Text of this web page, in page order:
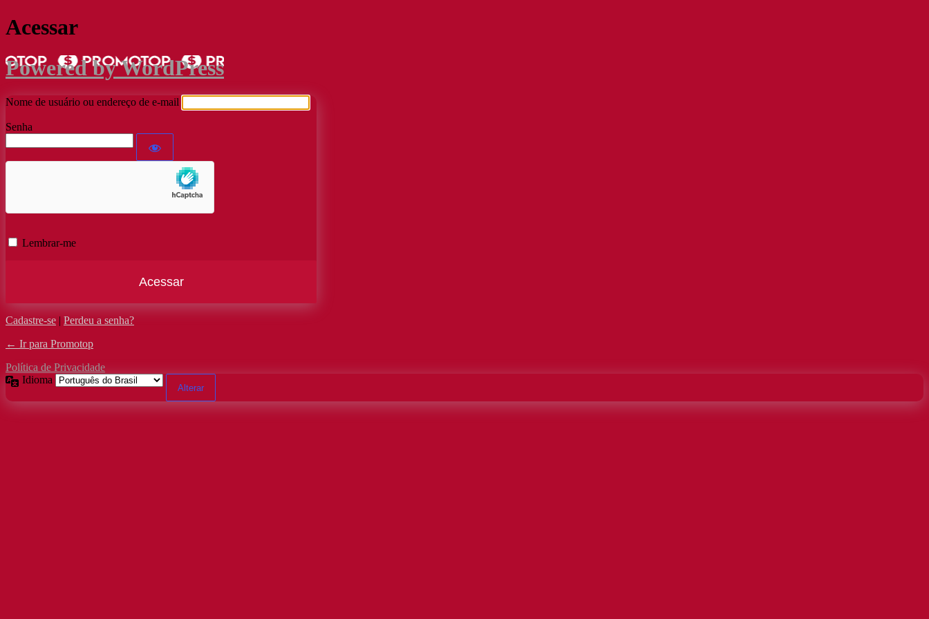
Acessar
Powered by WordPress
Nome de usuário ou endereço de e-mail
Senha
Lembrar-me
Cadastre-se | Perdeu a senha?
← Ir para Promotop
Política de Privacidade
Idioma